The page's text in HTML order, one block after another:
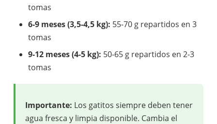
tomas
6-9 meses (3,5-4,5 kg): 55-70 g repartidos en 3
tomas
9-12 meses (4-5 kg): 50-65 g repartidos en 2-3
tomas
Importante: Los gatitos siempre deben tener
agua fresca y limpia disponible. Cambia el